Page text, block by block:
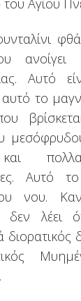
του Αγίου
Αυτό
το
Αυτό
νου.
δεν λέει